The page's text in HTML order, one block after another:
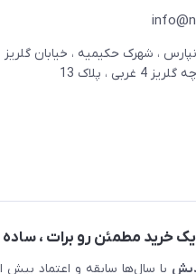
، شهرک حکیمیه ، خیابان گلریز
، پلاک 13
یک خرید مطمئن رو برات ،